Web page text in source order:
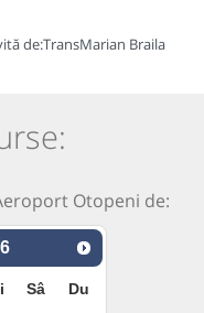
de:TransMarian Braila
Otopeni de:
Sâ Du